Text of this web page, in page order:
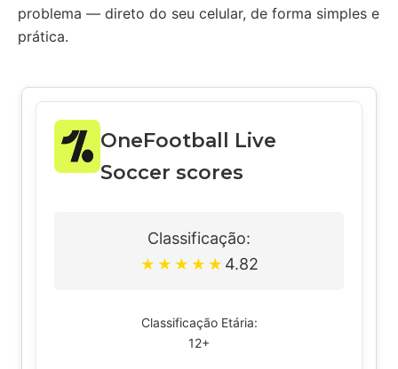
problema — direto do seu celular, de forma simples e
prática.
OneFootball Live
Soccer scores
Classificação:
★ ★ ★ ★ ★ 4.82
Classificação Etária:
12+